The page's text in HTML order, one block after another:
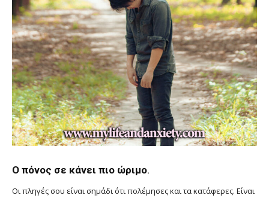
Ο πόνος σε κάνει πιο ώριμο.
Οι πληγές σου είναι σημάδι ότι πολέμησες και τα κατάφερες. Είναι